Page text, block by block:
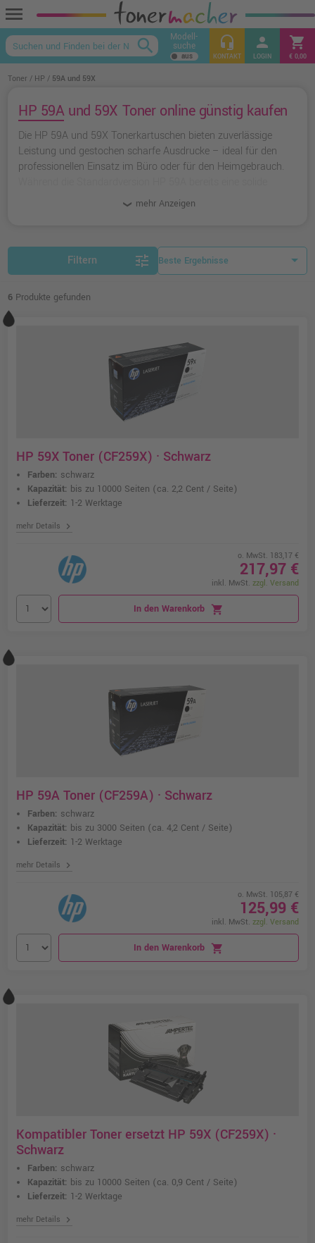
menu
keyboard_arrow_up
search Modell-
suche headset_mic
KONTAKT
person
LOGIN
shopping_cart
€ 0,00
Toner HP 59A und 59X
HP 59A und 59X Toner online günstig kaufen
Die HP 59A und 59X Tonerkartuschen bieten zuverlässige
Leistung und gestochen scharfe Ausdrucke – ideal für den
professionellen Einsatz im Büro oder für den Heimgebrauch.
Reichweite bietet, sorgt die XL-Variante HP 59X für ein deutlich
besseres Preis-Leistungs-Verhältnis bei hohem Druckvolumen.
Tonern von Ampertec eine hochwertige Alternative.
mehr Anzeigen
Filtern tune
6 Produkte gefunden
HP 59X Toner (CF259X) · Schwarz
Farben: schwarz
Kapazität: bis zu 10000 Seiten (ca. 2,2 Cent / Seite)
Lieferzeit: 1-2 Werktage
mehr Details chevron_right
o. MwSt. 183,17 €
217,97 €
inkl. MwSt. zzgl. Versand
In den Warenkorb shopping_cart
HP 59A Toner (CF259A) · Schwarz
Farben: schwarz
Kapazität: bis zu 3000 Seiten (ca. 4,2 Cent / Seite)
Lieferzeit: 1-2 Werktage
mehr Details chevron_right
o. MwSt. 105,87 €
125,99 €
inkl. MwSt. zzgl. Versand
In den Warenkorb shopping_cart
Kompatibler Toner ersetzt HP 59X (CF259X) ·
Schwarz
Farben: schwarz
Kapazität: bis zu 10000 Seiten (ca. 0,9 Cent / Seite)
Lieferzeit: 1-2 Werktage
mehr Details chevron_right